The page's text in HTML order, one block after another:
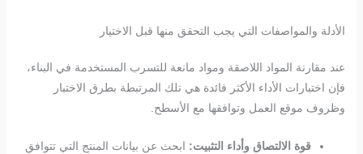
الأدلة والمواصفات التي يجب التحقق منها قبل الاختيار
عند مقارنة المواد اللاصقة ومواد مانعة للتسرب المستخدمة في البناء،
فإن اختبارات الأداء الأكثر فائدة هي تلك المرتبطة بطرق الاختبار
وظروف موقع العمل وتوافقها مع الأسطح.
قوة الالتصاق وأداء التثبيت: ابحث عن بيانات المنتج التي تتوافق